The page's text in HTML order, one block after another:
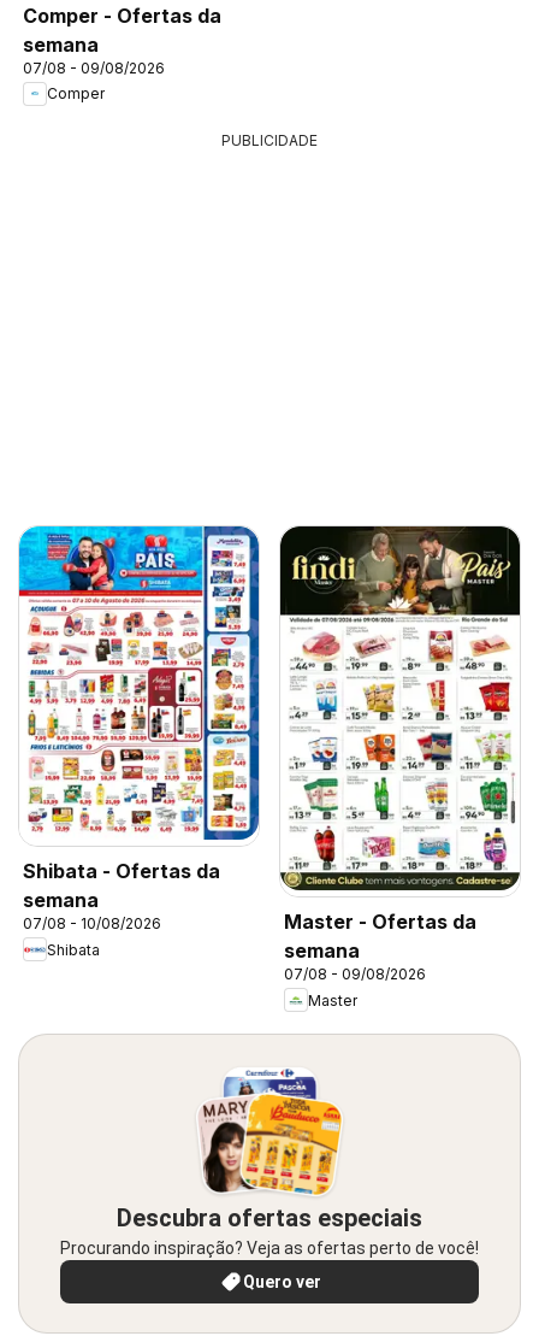
Comper - Ofertas da
semana
07/08 - 09/08/2026
Comper
PUBLICIDADE
Shibata - Ofertas da
semana
07/08 - 10/08/2026
Shibata
Master - Ofertas da
semana
07/08 - 09/08/2026
Master
Descubra ofertas especiais
Procurando inspiração? Veja as ofertas perto de você!
Quero ver